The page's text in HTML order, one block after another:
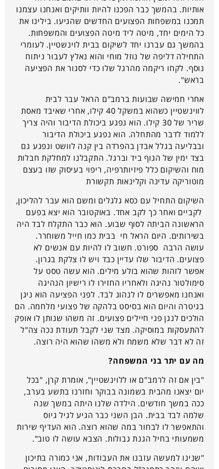
אותיות. בהמשך כבר הפכנו להיות וותיקים ואנחנו עצמנו
תמכנו במשפחות הפצועים החדשים שהגיעו. בילינו את
כל הימים יחד, מיטה ליד מיטה הפצועים והמשפחות.
בהמשך גם עברנו יחד לשיקום בבית לוינשטיין. לעומרי
התחילה דליפה של נוזל מוחי והוא נאלץ לעבור ניתוח
נוסף. לקחו ריקמה מהרגל שלו כדי לסגור את הפציעה
בראש".
אחרי חמישה שבועות ברמב"ם הראל עבר לבית
לווינשטיין כשהוא במשקל 40 קילו, אחרי שאיבד מאסת
שריר של 30 קילו. הוא נפגע ביכולת הדיבור והיה צריך
ללמוד לדבר מהתחלה. הוא נפגע ביכולת הדיבור
ובבליעה בגלל אבדן בהפרדה בין קנה לוושט ונפגע גם
בצד ימין של הגוף ביד וברגל. התקבלנו למחלקת חבלות
מוח והשיקום כלל פיזיותרפיה, ריפוי בעיסוק שזו בעצם
מוטוריקה עדינה וקלינאות תקשורת
השיקום התחיל עם כסא גלגלים ומשם הוא עבר להליכון,
לקביים ואחר כך לקב אחד. באוקטובר הוא יצא בפעם
הראשונה הביתה לסוף שבוע. הוא כבר התקלח לבד היה
בשירותים. היום הראל חי בבית כמו חייל משוחרר.
עושה הרבה ספורט. חשוב לו להיות עם אנשים לא
פצועים. הדיבור שלו עדיין כבד ויש לו צלקת בגרון.
אפשר לזהות שהוא בולע מילים. הוא עשה טסט על
סימולטור נהיגה ולאחריו החזירו לו רישיון הנהיגה
ואנחנו מאפשרים לו לנהוג לבד. לפני הפציעה הוא ניגן
בגיטרה והיום הוא בסיסט בלהקה של פצועי מלחמה. הם
הולכים לנגן פני חיילים פצועים. זה משהו שנותן לו אופק
להתעסקות במוסיקה. מצד שני לקבל תעודת נכה צה"ל
זה לא דבר שלא משמח ולא משהו שהוא היה רוצה.
מה עם יתר בני המשפחה?
"בין אם זה לרמב"ם או ללוינשטיין", אומרת קרן, "בכל
יום יצאנו מהבית בשמונה בבוקר וחזרנו בתשע בערב,
ככה במשך חודשים. הילדה שלנו היתה במשך שנה
שלמה לבד בבית. הבן השני כבר הגיע לגיל גיוס
והתאפשר לו לבחור במה שהוא רוצה. הוא העדיף שירות
משמעותי בחיל הגנת גבולות. הצבא עושה לו טוב".
"שנינו למעשה עזבנו את העבודות, אני כמורה בתיכון